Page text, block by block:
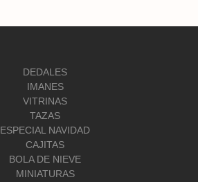
DEDALES
IMANES
VITRINAS
TAZAS
ESPECIAL NAVIDAD
CAJITAS
BOLA DE NIEVE
MINIATURAS